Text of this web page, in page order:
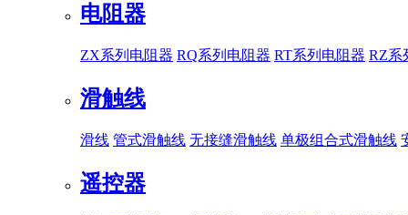
电阻器
ZX系列电阻器 RQ系列电阻器 RT系列电阻器 RZ系
滑触线
滑线 管式滑触线 无接缝滑触线 单极组合式滑触线
遥控器